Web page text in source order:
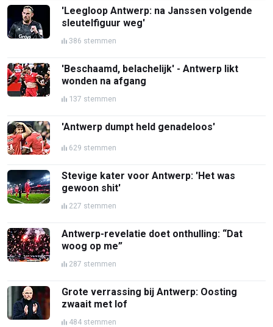
'Leegloop Antwerp: na Janssen volgende
sleutelfiguur weg'
386 stemmen
'Beschaamd, belachelijk' - Antwerp likt
wonden na afgang
137 stemmen
'Antwerp dumpt held genadeloos'
629 stemmen
Stevige kater voor Antwerp: 'Het was
gewoon shit'
227 stemmen
Antwerp-revelatie doet onthulling: “Dat
woog op me”
287 stemmen
Grote verrassing bij Antwerp: Oosting
zwaait met lof
484 stemmen